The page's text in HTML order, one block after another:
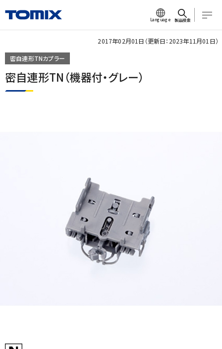
Language 製品検索
密自連形TNカプラー
密自連形TN（機器付・グレー）
2017年02月01日（更新日：2023年11月01日）